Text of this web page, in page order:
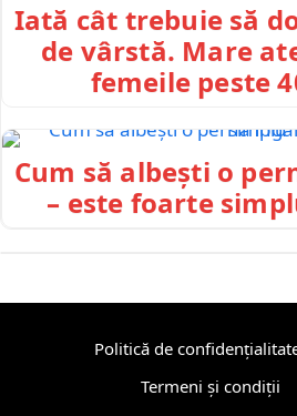
Iată cât trebuie să
de vârstă. Mare
femeile peste
Cum să albești o
– este foarte
Politică de
Termeni și condiții